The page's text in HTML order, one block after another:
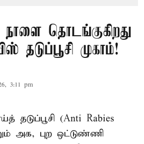
தொடங்குகிறது
தடுப்பூசி முகாம்!
3:11 pm
தடுப்பூசி (Anti Rabies
அக, புற ஒட்டுண்ணி